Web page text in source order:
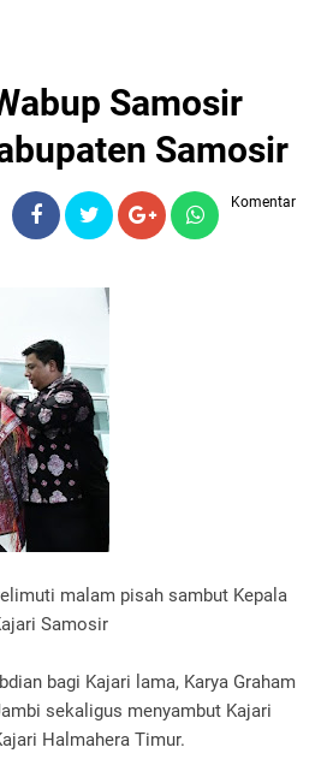
Samosir
Samosir
Komentar
malam pisah sambut Kepala
Samosir
bagi Kajari lama, Karya Graham
sekaligus menyambut Kajari
Halmahera Timur.